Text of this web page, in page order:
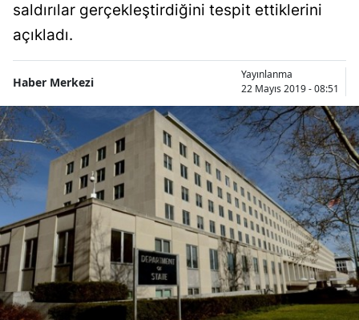
Balıkesir
Bitlis
Bolu
Burdur
Bursa
Çanakkale
Çankırı
Çorum
saldırılar gerçekleştirdiğini tespit ettiklerini
açıkladı.
Haber Merkezi
Yayınlanma
22 Mayıs 2019 - 08:51